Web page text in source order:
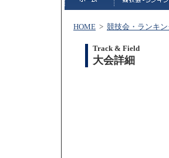
HOME > 競技会・ランキ
Track & Field
大会詳細